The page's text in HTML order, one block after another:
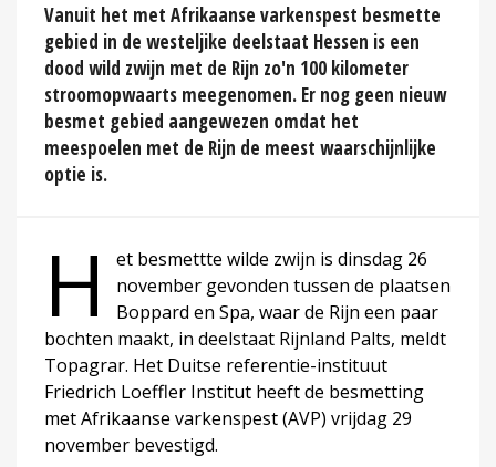
Vanuit het met Afrikaanse varkenspest besmette
gebied in de westeljike deelstaat Hessen is een
dood wild zwijn met de Rijn zo'n 100 kilometer
stroomopwaarts meegenomen. Er nog geen nieuw
besmet gebied aangewezen omdat het
meespoelen met de Rijn de meest waarschijnlijke
optie is.
H
et besmettte wilde zwijn is dinsdag 26
november gevonden tussen de plaatsen
Boppard en Spa, waar de Rijn een paar
bochten maakt, in deelstaat Rijnland Palts, meldt
Topagrar. Het Duitse referentie-instituut
Friedrich Loeffler Institut heeft de besmetting
met Afrikaanse varkenspest (AVP) vrijdag 29
november bevestigd.